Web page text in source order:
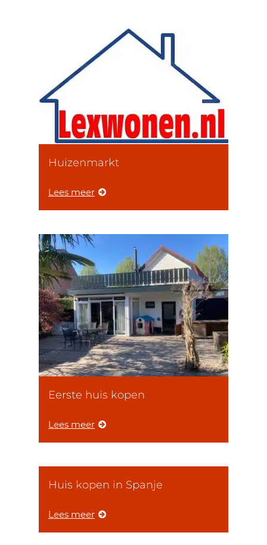
Huizenmarkt
Lees meer
Eerste huis kopen
Lees meer
Huis kopen in Spanje
Lees meer